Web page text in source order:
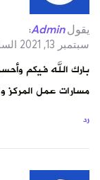
يقول Admin
:
سبتمبر 13, 2021 الساعة 12:33 م
بارك الله فيكم
مسارات عمل المركز
رد